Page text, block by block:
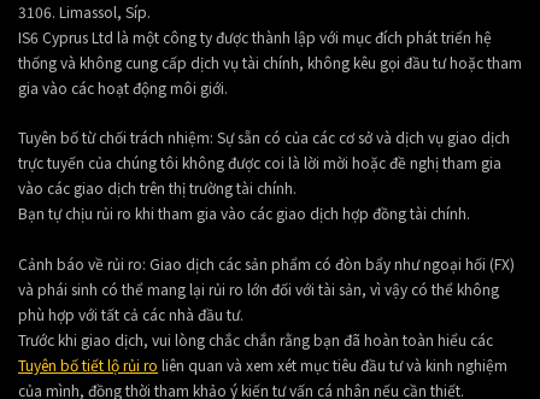
3106. Limassol, Síp.
IS6 Cyprus Ltd là một công ty được thành lập với mục đích phát triển hệ
thống và không cung cấp dịch vụ tài chính, không kêu gọi đầu tư hoặc tham
gia vào các hoạt động môi giới.
Tuyên bố từ chối trách nhiệm: Sự sẵn có của các cơ sở và dịch vụ giao dịch
trực tuyến của chúng tôi không được coi là lời mời hoặc đề nghị tham gia
vào các giao dịch trên thị trường tài chính.
Bạn tự chịu rủi ro khi tham gia vào các giao dịch hợp đồng tài chính.
Cảnh báo về rủi ro: Giao dịch các sản phẩm có đòn bẩy như ngoại hối (FX)
và phái sinh có thể mang lại rủi ro lớn đối với tài sản, vì vậy có thể không
phù hợp với tất cả các nhà đầu tư.
Trước khi giao dịch, vui lòng chắc chắn rằng bạn đã hoàn toàn hiểu các
Tuyên bố tiết lộ rủi ro liên quan và xem xét mục tiêu đầu tư và kinh nghiệm
của mình, đồng thời tham khảo ý kiến tư vấn cá nhân nếu cần thiết.